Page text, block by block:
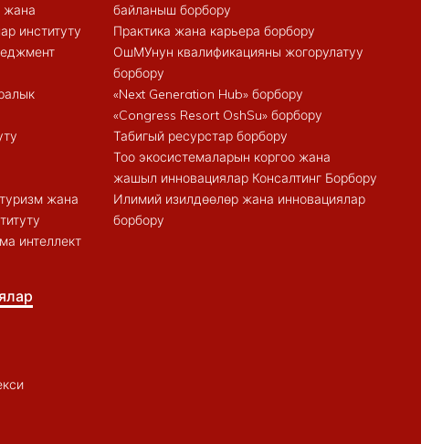
жана
институту
жана
интеллект
байланыш борбору
Практика жана карьера борбору
ОшМУнун квалификацияны жогорулатуу
борбору
«Next Generation Hub» борбору
«Congress Resort OshSu» борбору
Табигый ресурстар борбору
Тоо экосистемаларын коргоо жана
жашыл инновациялар Консалтинг Борбору
Илимий изилдөөлөр жана инновациялар
борбору